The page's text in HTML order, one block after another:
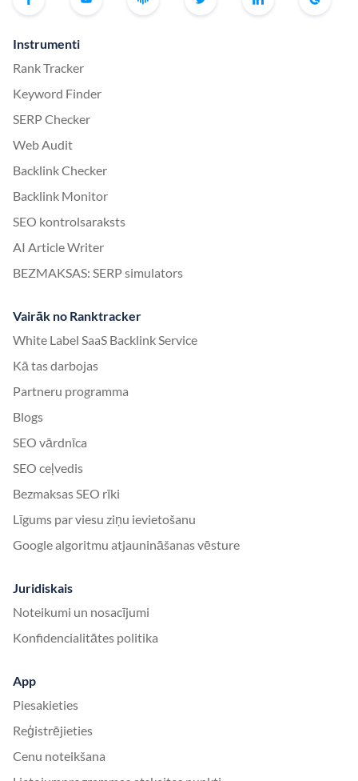
Instrumenti
Rank Tracker
Keyword Finder
SERP Checker
Web Audit
Backlink Checker
Backlink Monitor
SEO kontrolsaraksts
AI Article Writer
BEZMAKSAS: SERP simulators
Vairāk no Ranktracker
White Label SaaS Backlink Service
Kā tas darbojas
Partneru programma
Blogs
SEO vārdnīca
SEO ceļvedis
Bezmaksas SEO rīki
Līgums par viesu ziņu ievietošanu
Google algoritmu atjaunināšanas vēsture
Juridiskais
Noteikumi un nosacījumi
Konfidencialitātes politika
App
Piesakieties
Reģistrējieties
Cenu noteikšana